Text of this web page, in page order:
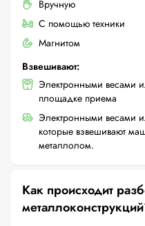
Вручную
С помощью техники
Магнитом
Взвешивают:
Электронными весами
площадке приема
Электронными весами
которые взвешивают
металлолом.
Как происходит